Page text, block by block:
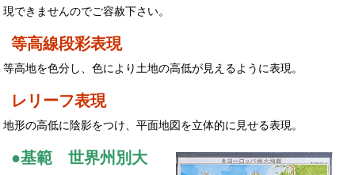
現できませんのでご容赦下さい。
等高線段彩表現
等高地を色分し、色により土地の高低が見えるように表現。
レリーフ表現
地形の高低に陰影をつけ、平面地図を立体的に見せる表現。
●基範 世界州別大